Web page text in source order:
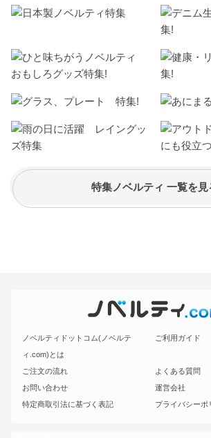
特集ノベルティ 一覧を見
ノベルティドットコム(ノベルテ
ィ.com)とは
ご利用ガイド
ご注文の流れ
よくある質問
お問い合わせ
運営会社
特定商取引法に基づく表記
プライバシーポ